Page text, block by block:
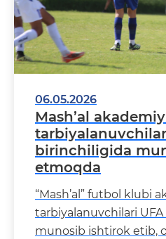
06.05.2026
Mash’al
birinchiligida
etmoqda
“Mash’al” futbol klubi
tarbiyalanuvchilari
munosib ishtirok etib,